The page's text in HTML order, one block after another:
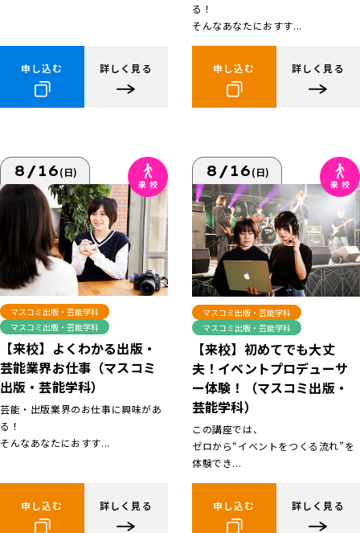
申し込む 詳しく見る
る！
そんなあなたにおすす...
申し込む 詳しく見る
8/16(日)
マスコミ出版・芸能学科
マスコミ出版・芸能学科
【来校】よくわかる出版・
芸能業界お仕事（マスコミ
出版・芸能学科）
芸能・出版業界のお仕事に興味があ
る！
そんなあなたにおすす...
申し込む 詳しく見る
8/16(日)
マスコミ出版・芸能学科
マスコミ出版・芸能学科
【来校】初めてでも大丈
夫！イベントプロデューサ
ー体験！（マスコミ出版・
芸能学科）
この講座では、
ゼロから“イベントをつくる流れ”を
体験でき...
申し込む 詳しく見る